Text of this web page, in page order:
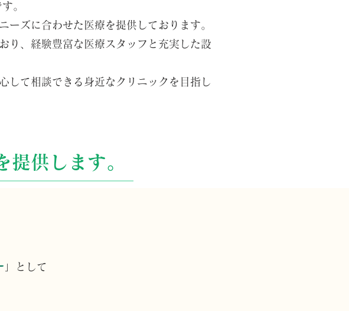
。
ーズに合わせた医療を提供しております。
り、経験豊富な医療スタッフと充実した設
して相談できる身近なクリニックを目指し
提供します。
」として